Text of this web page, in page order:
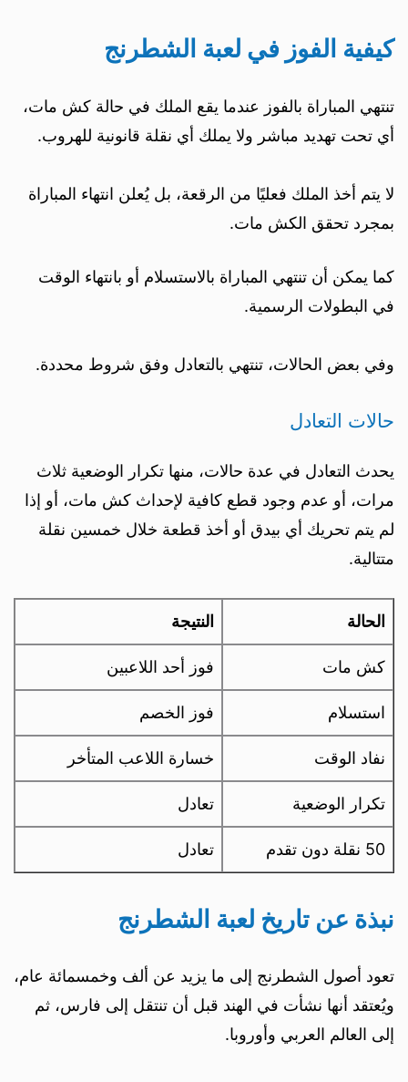
كيفية الفوز في لعبة الشطرنج
تنتهي المباراة بالفوز عندما يقع الملك في حالة كش مات،
أي تحت تهديد مباشر ولا يملك أي نقلة قانونية للهروب.
لا يتم أخذ الملك فعليًا من الرقعة، بل يُعلن انتهاء المباراة
بمجرد تحقق الكش مات.
كما يمكن أن تنتهي المباراة بالاستسلام أو بانتهاء الوقت
في البطولات الرسمية.
وفي بعض الحالات، تنتهي بالتعادل وفق شروط محددة.
حالات التعادل
يحدث التعادل في عدة حالات، منها تكرار الوضعية ثلاث
مرات، أو عدم وجود قطع كافية لإحداث كش مات، أو إذا
لم يتم تحريك أي بيدق أو أخذ قطعة خلال خمسين نقلة
متتالية.
الحالة النتيجة
كش مات فوز أحد اللاعبين
استسلام فوز الخصم
نفاد الوقت خسارة اللاعب المتأخر
تكرار الوضعية تعادل
50 نقلة دون تقدم تعادل
نبذة عن تاريخ لعبة الشطرنج
تعود أصول الشطرنج إلى ما يزيد عن ألف وخمسمائة عام،
ويُعتقد أنها نشأت في الهند قبل أن تنتقل إلى فارس، ثم
إلى العالم العربي وأوروبا.